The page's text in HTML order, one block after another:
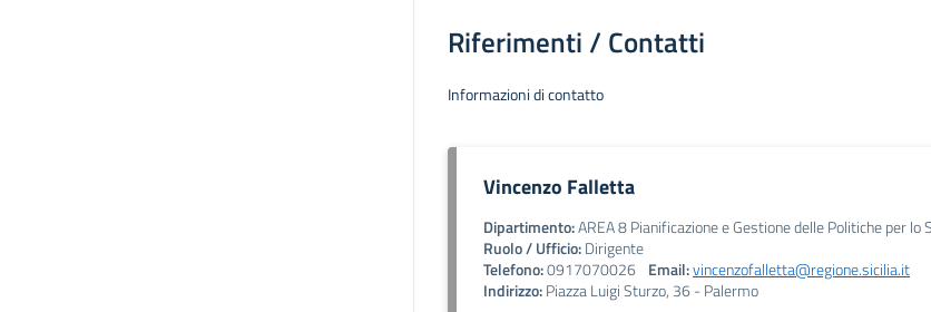
Riferimenti / Contatti
Informazioni di contatto
Vincenzo Falletta
Dipartimento:AREA 8 Pianificazione e Gestione delle Politiche per
Ruolo / Ufficio:Dirigente
Telefono:0917070026 Email:vincenzofalletta@regione.sicilia.it
Indirizzo:Piazza Luigi Sturzo, 36 - Palermo